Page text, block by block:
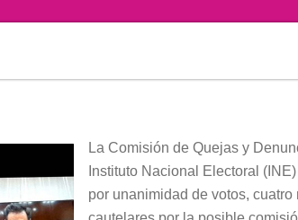
La Comisión de Quejas y
Instituto Nacional Electoral
por unanimidad de votos, cuatro